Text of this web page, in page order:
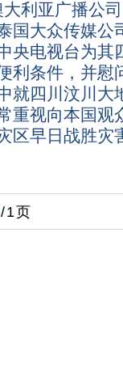
利亚广播公
国大众传媒公
央电视台为其
利条件，并慰
就四川汶川大
重视向本国观
区早日战胜灾
/1页